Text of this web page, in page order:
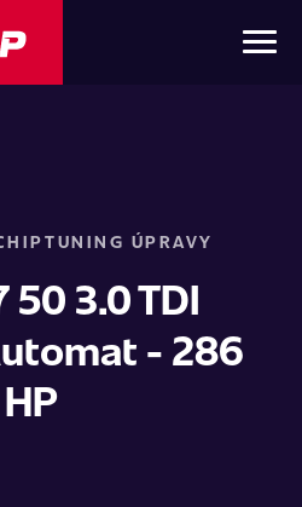
ÚPRAVY
50 3.0 TDI
- 286
HP